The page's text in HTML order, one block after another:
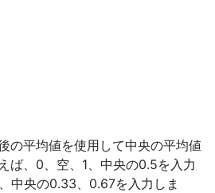
の平均値を使用して中央の平均値
ば、0、空、1、中央の0.5を入力
中央の0.33、0.67を入力しま